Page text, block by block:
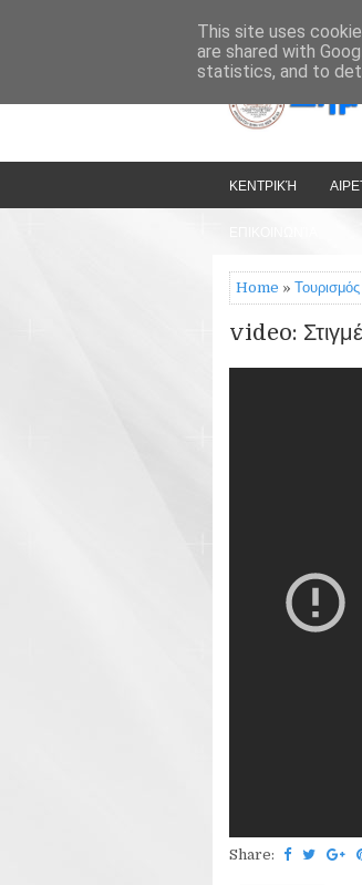
HOME ΔΉΜΟΣ
ΚΕΝΤΡΙΚΉ
Home » Τουρισμός
video:
Share:
This site uses
are shared with
statistics, and to